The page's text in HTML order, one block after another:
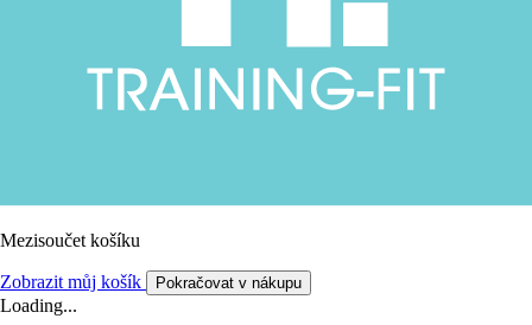
Mezisoučet košíku
Zobrazit můj košík Pokračovat v nákupu
Loading...